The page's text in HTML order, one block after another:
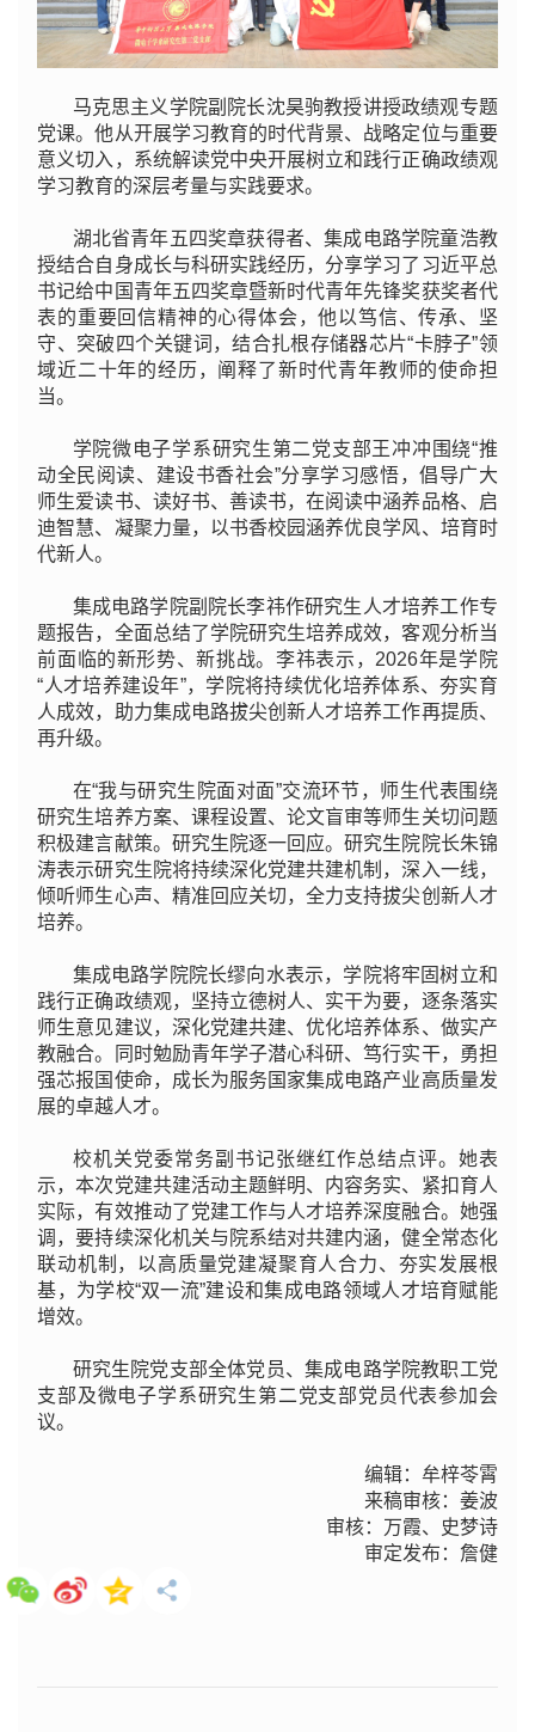
马克思主义学院副院长沈昊驹教授讲授政绩观专题
党课。他从开展学习教育的时代背景、战略定位与重要
意义切入，系统解读党中央开展树立和践行正确政绩观
学习教育的深层考量与实践要求。
湖北省青年五四奖章获得者、集成电路学院童浩教
授结合自身成长与科研实践经历，分享学习了习近平总
书记给中国青年五四奖章暨新时代青年先锋奖获奖者代
表的重要回信精神的心得体会，他以笃信、传承、坚
守、突破四个关键词，结合扎根存储器芯片“卡脖子”领
域近二十年的经历，阐释了新时代青年教师的使命担
当。
学院微电子学系研究生第二党支部王冲冲围绕“推
动全民阅读、建设书香社会”分享学习感悟，倡导广大
师生爱读书、读好书、善读书，在阅读中涵养品格、启
迪智慧、凝聚力量，以书香校园涵养优良学风、培育时
代新人。
集成电路学院副院长李祎作研究生人才培养工作专
题报告，全面总结了学院研究生培养成效，客观分析当
前面临的新形势、新挑战。李祎表示，2026年是学院
“人才培养建设年”，学院将持续优化培养体系、夯实育
人成效，助力集成电路拔尖创新人才培养工作再提质、
再升级。
在“我与研究生院面对面”交流环节，师生代表围绕
研究生培养方案、课程设置、论文盲审等师生关切问题
积极建言献策。研究生院逐一回应。研究生院院长朱锦
涛表示研究生院将持续深化党建共建机制，深入一线，
倾听师生心声、精准回应关切，全力支持拔尖创新人才
培养。
集成电路学院院长缪向水表示，学院将牢固树立和
践行正确政绩观，坚持立德树人、实干为要，逐条落实
师生意见建议，深化党建共建、优化培养体系、做实产
教融合。同时勉励青年学子潜心科研、笃行实干，勇担
强芯报国使命，成长为服务国家集成电路产业高质量发
展的卓越人才。
校机关党委常务副书记张继红作总结点评。她表
示，本次党建共建活动主题鲜明、内容务实、紧扣育人
实际，有效推动了党建工作与人才培养深度融合。她强
调，要持续深化机关与院系结对共建内涵，健全常态化
联动机制，以高质量党建凝聚育人合力、夯实发展根
基，为学校“双一流”建设和集成电路领域人才培育赋能
增效。
研究生院党支部全体党员、集成电路学院教职工党
支部及微电子学系研究生第二党支部党员代表参加会
议。
编辑：牟梓苓霄
来稿审核：姜波
审核：万霞、史梦诗
审定发布：詹健